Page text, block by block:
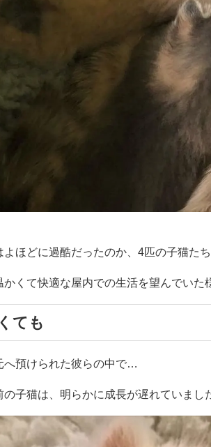
よほどに過酷だったのか、4匹の子猫た
くて快適な屋内での生活を望んでいた
ても
へ預けられた彼らの中で…
子猫は、明らかに成長が遅れていまし